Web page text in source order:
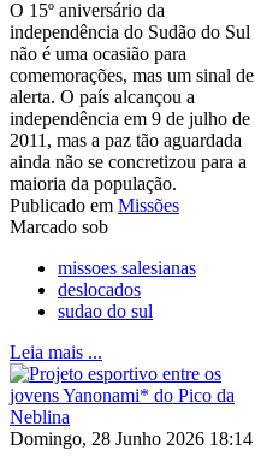
O 15º aniversário da
independência do Sudão do Sul
não é uma ocasião para
comemorações, mas um sinal de
alerta. O país alcançou a
independência em 9 de julho de
2011, mas a paz tão aguardada
ainda não se concretizou para a
maioria da população.
Publicado em Missões
Marcado sob
missoes salesianas
deslocados
sudao do sul
Leia mais ...
Domingo, 28 Junho 2026 18:14